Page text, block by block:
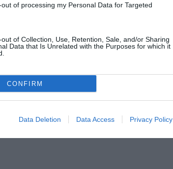
of processing my Personal Data for Targeted
of Collection, Use, Retention, Sale, and/or Sharing
Data that Is Unrelated with the Purposes for which it
CONFIRM
Data Deletion Data Access Privacy Policy
Il Rayo Vallecano spinge per Zamorano
Wiltord vuole giocare